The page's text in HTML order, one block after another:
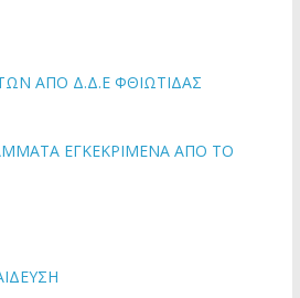
ΑΠΟ Δ.Δ.Ε ΦΘΙΩΤΙΔΑΣ
ΕΓΚΕΚΡΙΜΕΝΑ ΑΠΟ ΤΟ